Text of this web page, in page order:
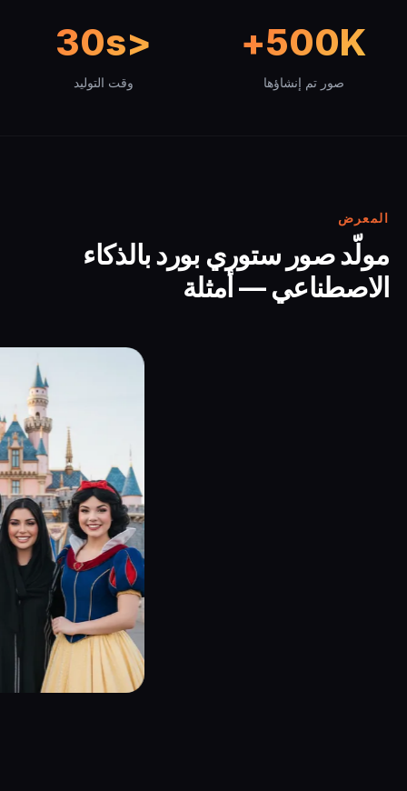
500K+
صور تم إنشاؤها
<30s
وقت التوليد
المعرض
مولّد صور ستوري بورد بالذكاء
الاصطناعي — أمثلة